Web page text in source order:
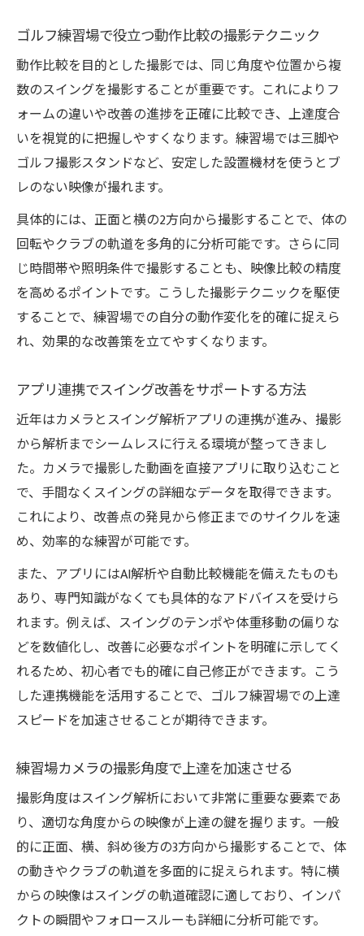
ゴルフ練習場で役立つ動作比較の撮影テクニック
動作比較を目的とした撮影では、同じ角度や位置から複
数のスイングを撮影することが重要です。これによりフ
ォームの違いや改善の進捗を正確に比較でき、上達度合
いを視覚的に把握しやすくなります。練習場では三脚や
ゴルフ撮影スタンドなど、安定した設置機材を使うとブ
レのない映像が撮れます。
具体的には、正面と横の2方向から撮影することで、体の
回転やクラブの軌道を多角的に分析可能です。さらに同
じ時間帯や照明条件で撮影することも、映像比較の精度
を高めるポイントです。こうした撮影テクニックを駆使
することで、練習場での自分の動作変化を的確に捉えら
れ、効果的な改善策を立てやすくなります。
アプリ連携でスイング改善をサポートする方法
近年はカメラとスイング解析アプリの連携が進み、撮影
から解析までシームレスに行える環境が整ってきまし
た。カメラで撮影した動画を直接アプリに取り込むこと
で、手間なくスイングの詳細なデータを取得できます。
これにより、改善点の発見から修正までのサイクルを速
め、効率的な練習が可能です。
また、アプリにはAI解析や自動比較機能を備えたものも
あり、専門知識がなくても具体的なアドバイスを受けら
れます。例えば、スイングのテンポや体重移動の偏りな
どを数値化し、改善に必要なポイントを明確に示してく
れるため、初心者でも的確に自己修正ができます。こう
した連携機能を活用することで、ゴルフ練習場での上達
スピードを加速させることが期待できます。
練習場カメラの撮影角度で上達を加速させる
撮影角度はスイング解析において非常に重要な要素であ
り、適切な角度からの映像が上達の鍵を握ります。一般
的に正面、横、斜め後方の3方向から撮影することで、体
の動きやクラブの軌道を多面的に捉えられます。特に横
からの映像はスイングの軌道確認に適しており、インパ
クトの瞬間やフォロースルーも詳細に分析可能です。